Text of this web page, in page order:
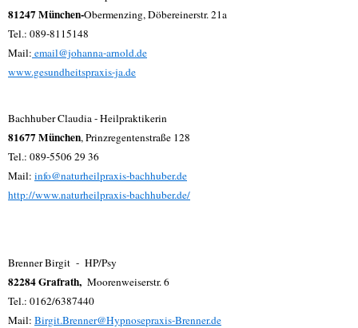
81247 München-Obermenzing, Döbereinerstr. 21a
Tel.: 089-8115148
Mail: email@johanna-arnold.de
www.gesundheitspraxis-ja.de
Bachhuber Claudia - Heilpraktikerin
81677 München, Prinzregentenstraße 128
Tel.: 089-5506 29 36
Mail: info@naturheilpraxis-bachhuber.de
http://www.naturheilpraxis-bachhuber.de/
Brenner Birgit - HP/Psy
82284 Grafrath, Moorenweiserstr. 6
Tel.: 0162/6387440
Mail: Birgit.Brenner@Hypnosepraxis-Brenner.de